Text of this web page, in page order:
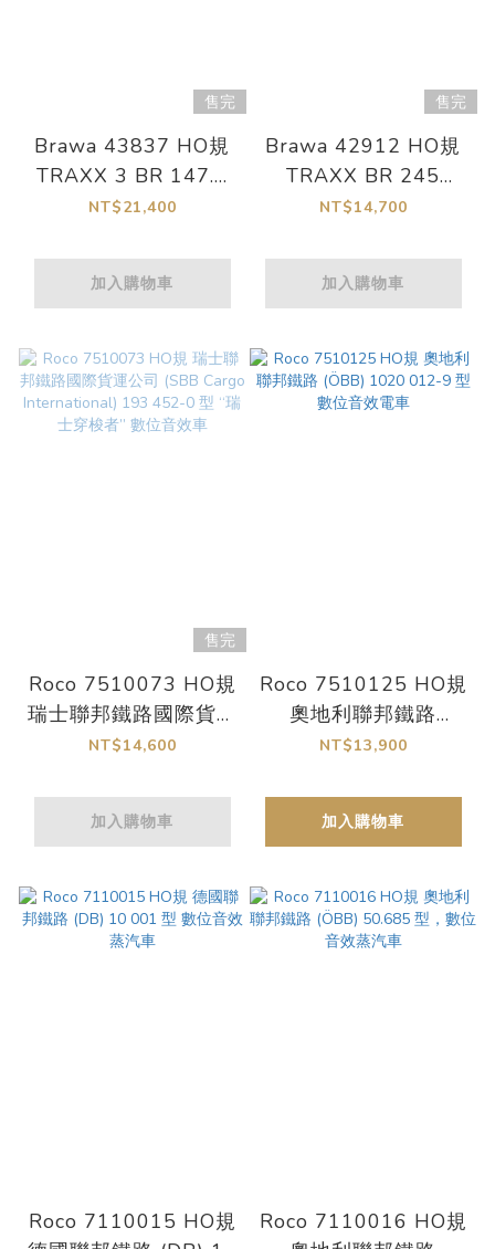
售完
Brawa 43837 HO規
TRAXX 3 BR 147.5
DB AG 數位音效電車
NT$21,400
加入購物車
售完
Brawa 42912 HO規
TRAXX BR 245
"Fernverkehr Sylt"
NT$14,700
加入購物車
售完
Roco 7510073 HO規
瑞士聯邦鐵路國際貨運
公司 (SBB Cargo
452-0 型 “瑞士穿梭
者” 數位音效車
NT$14,600
加入購物車
Roco 7510125 HO規
奧地利聯邦鐵路
(ÖBB) 1020 012-9
NT$13,900
加入購物車
Roco 7110015 HO規
Roco 7110016 HO規